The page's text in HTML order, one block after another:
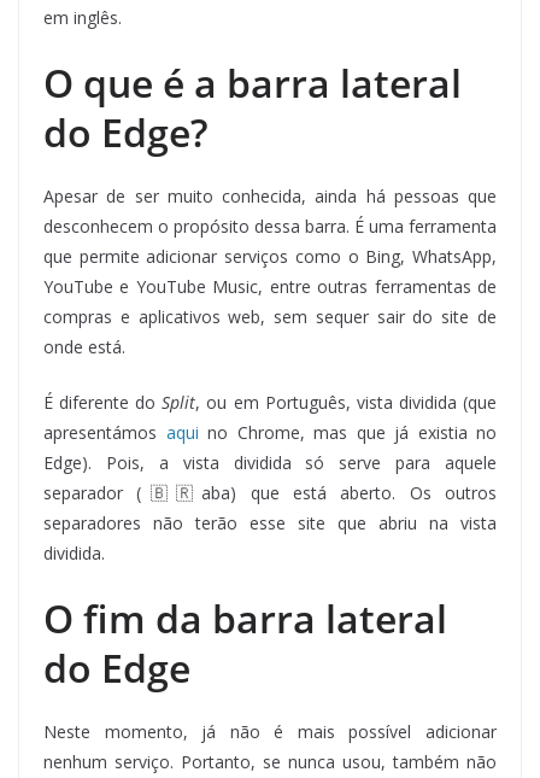
em inglês.
O que é a barra lateral
do Edge?
Apesar de ser muito conhecida, ainda há pessoas que
desconhecem o propósito dessa barra. É uma ferramenta
que permite adicionar serviços como o Bing, WhatsApp,
YouTube e YouTube Music, entre outras ferramentas de
compras e aplicativos web, sem sequer sair do site de
onde está.
É diferente doSplit, ou em Português, vista dividida (que
apresentámos aqui no Chrome, mas que já existia no
Edge). Pois, a vista dividida só serve para aquele
separador (🇧🇷aba) que está aberto. Os outros
separadores não terão esse site que abriu na vista
dividida.
O fim da barra lateral
do Edge
Neste momento, já não é mais possível adicionar
nenhum serviço. Portanto, se nunca usou, também não